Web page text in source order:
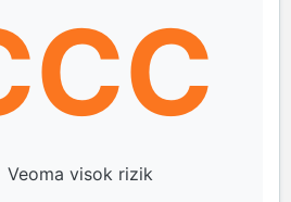
Veoma visok rizik